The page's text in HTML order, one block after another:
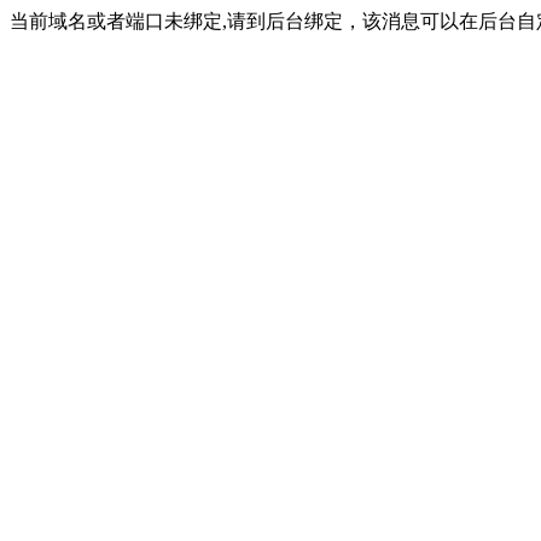
当前域名或者端口未绑定,请到后台绑定，该消息可以在后台自